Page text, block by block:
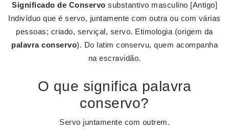
Significado de Conservo substantivo masculino [Antigo]
Indivíduo que é servo, juntamente com outra ou com várias
pessoas; criado, serviçal, servo. Etimologia (origem da
palavra conservo). Do latim conservu, quem acompanha
na escravidão.
O que significa palavra
conservo?
Servo juntamente com outrem.